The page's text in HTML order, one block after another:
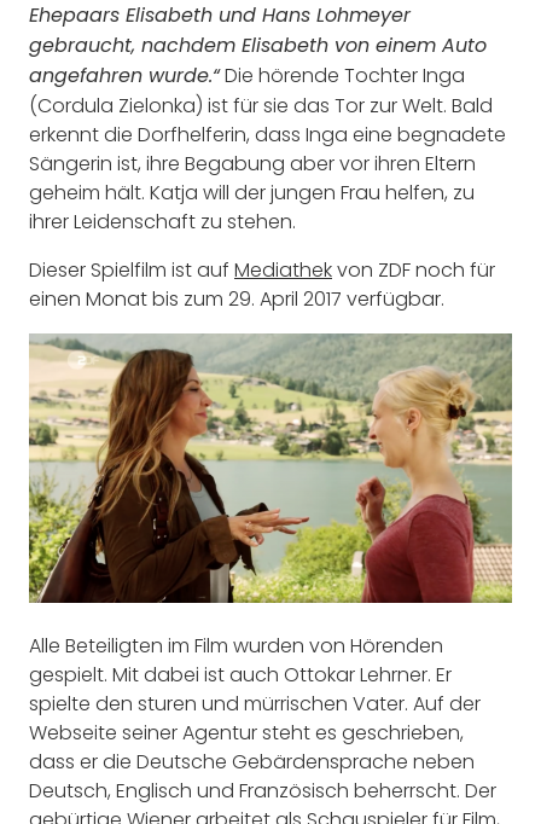
Ehepaars Elisabeth und Hans Lohmeyer
gebraucht, nachdem Elisabeth von einem Auto
angefahren wurde.“Die hörende Tochter Inga
(Cordula Zielonka) ist für sie das Tor zur Welt. Bald
erkennt die Dorfhelferin, dass Inga eine begnadete
Sängerin ist, ihre Begabung aber vor ihren Eltern
geheim hält. Katja will der jungen Frau helfen, zu
ihrer Leidenschaft zu stehen.
Dieser Spielfilm ist auf Mediathekvon ZDF noch für
einen Monat bis zum 29. April 2017 verfügbar.
Alle Beteiligten im Film wurden von Hörenden
gespielt. Mit dabei ist auch Ottokar Lehrner. Er
spielte den sturen und mürrischen Vater. Auf der
Webseite seiner Agentur steht es geschrieben,
dass er die Deutsche Gebärdensprache neben
Deutsch, Englisch und Französisch beherrscht. Der